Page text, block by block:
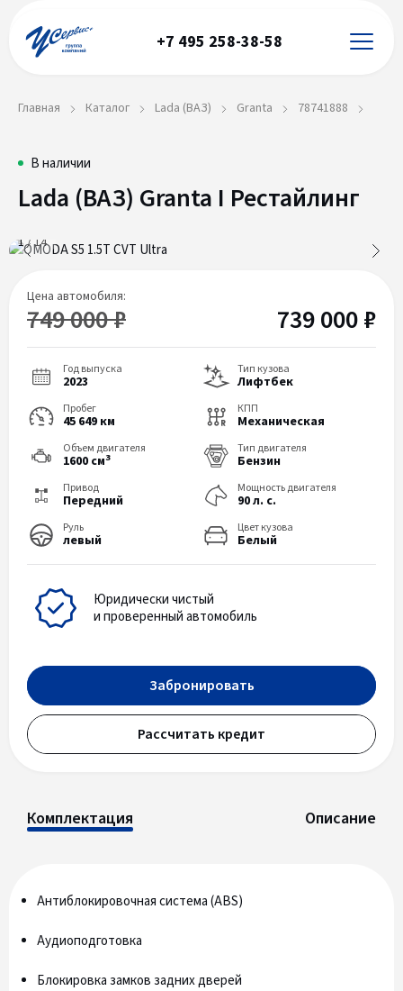
+7 495 258-38-58
Главная Каталог Lada (ВАЗ) Granta 78741888
Lada
(ВАЗ)
Granta
Рестайлинг
78741888
В наличии
Lada (ВАЗ) Granta I Рестайлинг
1/14
Цена автомобиля:
749 000 ₽ 739 000 ₽
Год выпуска
2023
Тип кузова
Лифтбек
Пробег
45 649 км
КПП
Механическая
Объем двигателя
1600 см3
Тип двигателя
Бензин
Привод
Передний
Мощность двигателя
90 л. с.
Руль
левый
Цвет кузова
Белый
Юридически чистый
и проверенный автомобиль
Забронировать
Рассчитать кредит
Комплектация Описание
Антиблокировочная система (ABS)
Аудиоподготовка
Блокировка замков задних дверей